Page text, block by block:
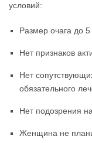
условий:
Размер очага до
Нет признаков
Нет
обязательного
Нет подозрения
Женщина не